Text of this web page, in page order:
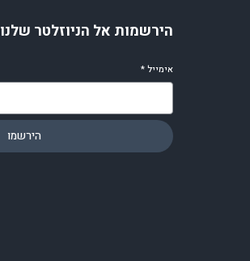
הירשמות אל הניוזלטר שלנו
אימייל*
הירשמו